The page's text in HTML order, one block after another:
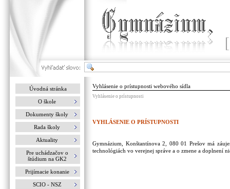
Úvodná stránka
O škole
Dokumenty školy
Rada školy
Aktuality
Pre uchádzačov o
štúdium na GK2
Prijímacie konanie
SCIO - NSZ
Vyhlásenie o prístupnosti webového sídla
Vyhlásenie o prístupnosti
VYHLÁSENIE O PRÍSTUPNOSTI
Gymnázium, Konštantínova 2, 080 01 Prešov má
technológiách vo verejnej správe a o zmene a doplnení